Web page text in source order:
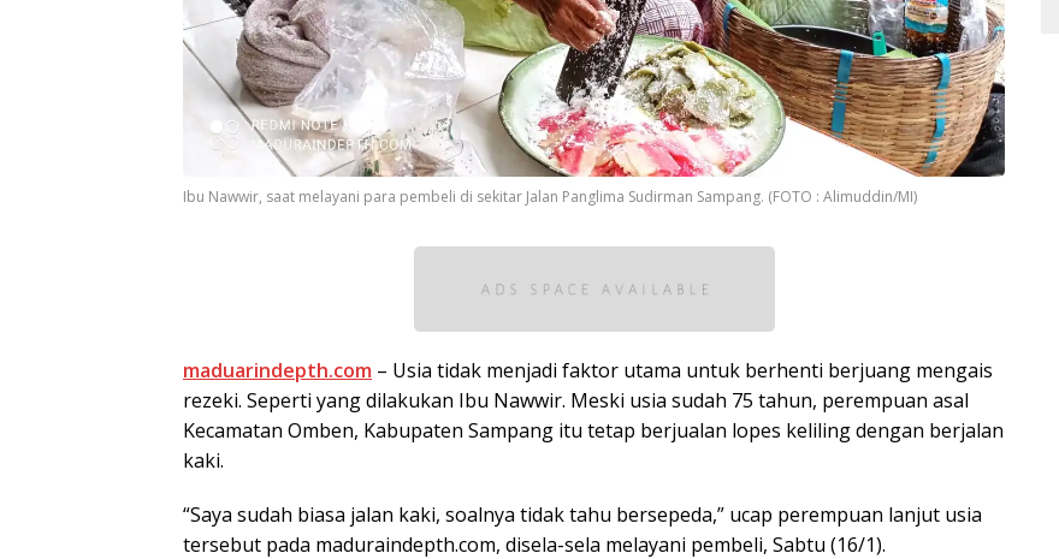
Ibu Nawwir, saat melayani para pembeli di sekitar Jalan Panglima Sudirman Sampang. (FOTO : Alimuddin/MI)
maduarindepth.com – Usia tidak menjadi faktor utama untuk berhenti berjuang mengais
rezeki. Seperti yang dilakukan Ibu Nawwir. Meski usia sudah 75 tahun, perempuan asal
Kecamatan Omben, Kabupaten Sampang itu tetap berjualan lopes keliling dengan berjalan
kaki.
“Saya sudah biasa jalan kaki, soalnya tidak tahu bersepeda,” ucap perempuan lanjut usia
tersebut pada maduraindepth.com, disela-sela melayani pembeli, Sabtu (16/1).